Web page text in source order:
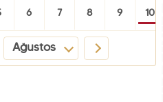
6 7 8 9 10
Ağustos